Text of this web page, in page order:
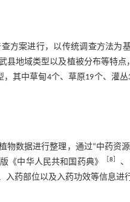
方案进行，以传统调查方法为
县地域类型以及植被分布等特
其中草甸4个、草原19个、灌
数据进行整理，通过“中药资
《中华人民共和国药典》 ［8
药部位以及入药功效等信息进